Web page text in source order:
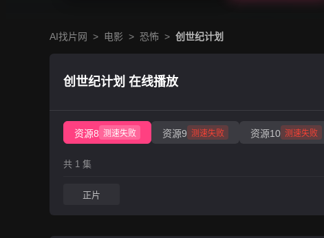
AI找片网 > 电影 > 恐怖 > 创世纪计划
创世纪计划 在线播放
资源8 测速失败 资源9 测速失败 资源10 测速失败
共 1 集
正片